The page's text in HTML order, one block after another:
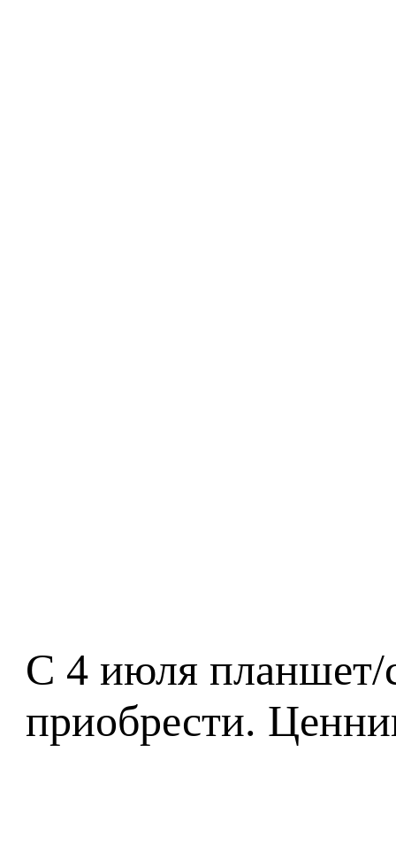
С 4 июля планшет/
приобрести.